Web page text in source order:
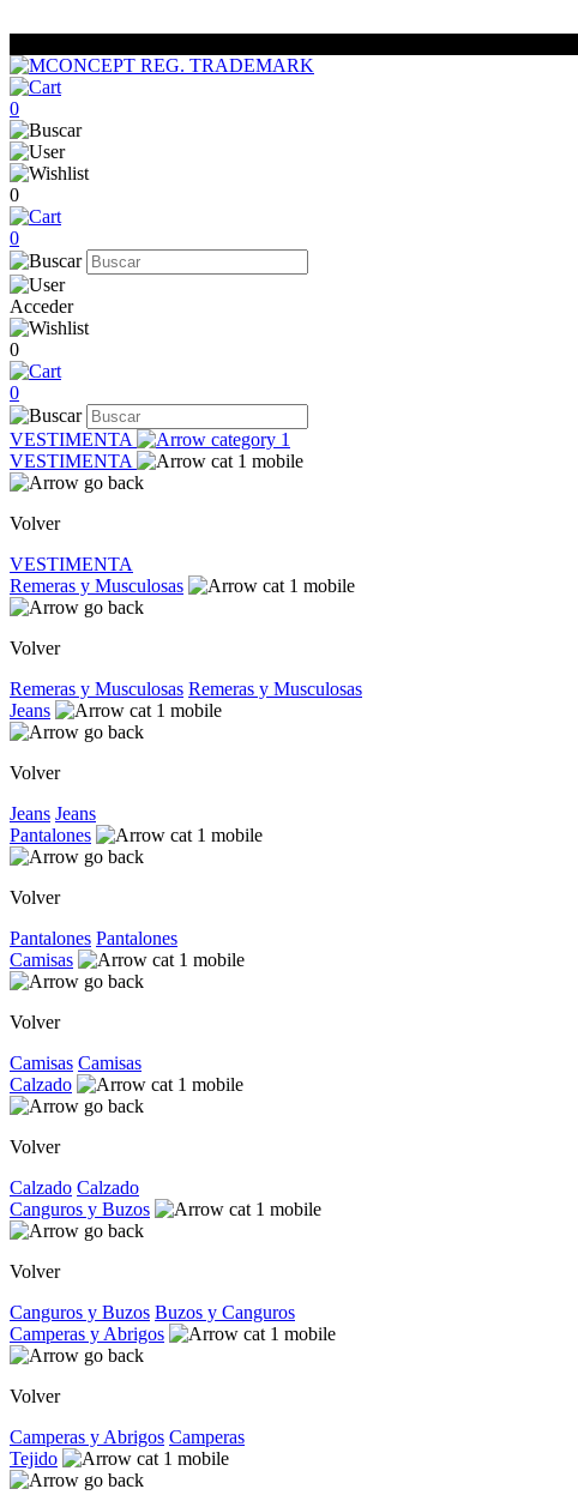
0
0
0
Acceder
0
0
VESTIMENTA
VESTIMENTA
Volver
VESTIMENTA
Remeras y Musculosas
Volver
Remeras y Musculosas Remeras y Musculosas
Jeans
Volver
Jeans Jeans
Pantalones
Volver
Pantalones Pantalones
Camisas
Volver
Camisas Camisas
Calzado
Volver
Calzado Calzado
Canguros y Buzos
Volver
Canguros y Buzos Buzos y Canguros
Camperas y Abrigos
Volver
Camperas y Abrigos Camperas
Tejido